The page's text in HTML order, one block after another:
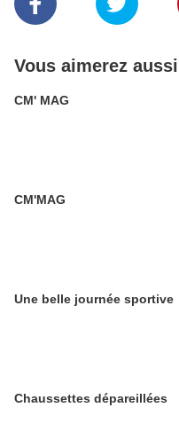
Vous aimerez aussi
CM' MAG
CM'MAG
Une belle journée sportive
Chaussettes dépareillées